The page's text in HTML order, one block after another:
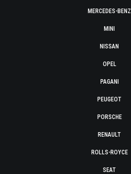
MERCEDES-BENZ
MINI
NISSAN
OPEL
PAGANI
PEUGEOT
PORSCHE
RENAULT
ROLLS-ROYCE
SEAT